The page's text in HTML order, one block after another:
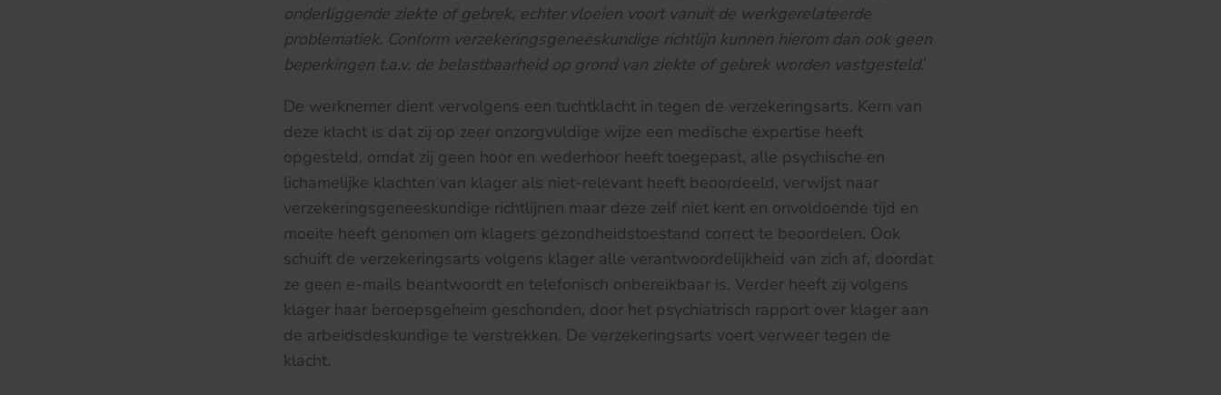
onderliggende ziekte of gebrek, echter vloeien voort vanuit de werkgerelateerde
problematiek. Conform verzekeringsgeneeskundige richtlijn kunnen hierom dan ook geen
beperkingen t.a.v. de belastbaarheid op grond van ziekte of gebrek worden vastgesteld.’
De werknemer dient vervolgens een tuchtklacht in tegen de verzekeringsarts. Kern van
deze klacht is dat zij op zeer onzorgvuldige wijze een medische expertise heeft
opgesteld, omdat zij geen hoor en wederhoor heeft toegepast, alle psychische en
lichamelijke klachten van klager als niet-relevant heeft beoordeeld, verwijst naar
verzekeringsgeneeskundige richtlijnen maar deze zelf niet kent en onvoldoende tijd en
moeite heeft genomen om klagers gezondheidstoestand correct te beoordelen. Ook
schuift de verzekeringsarts volgens klager alle verantwoordelijkheid van zich af, doordat
ze geen e-mails beantwoordt en telefonisch onbereikbaar is. Verder heeft zij volgens
klager haar beroepsgeheim geschonden, door het psychiatrisch rapport over klager aan
de arbeidsdeskundige te verstrekken. De verzekeringsarts voert verweer tegen de
klacht.